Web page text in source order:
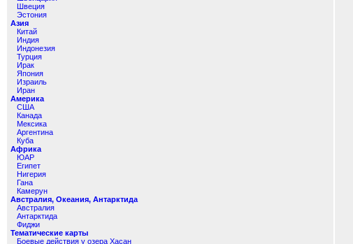
Швеция
Эстония
Азия
Китай
Индия
Индонезия
Турция
Ирак
Япония
Израиль
Иран
Америка
США
Канада
Мексика
Аргентина
Куба
Африка
ЮАР
Египет
Нигерия
Гана
Камерун
Австралия, Океания, Антарктида
Австралия
Антарктида
Фиджи
Тематические карты
Боевые действия у озера Хасан